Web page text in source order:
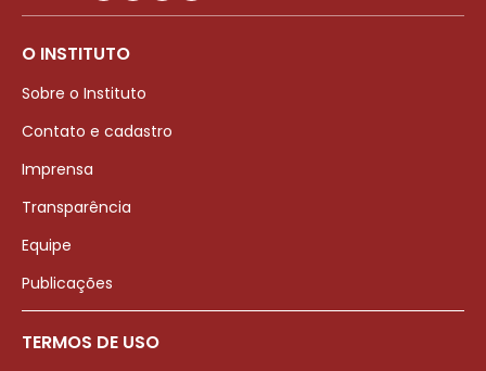
O INSTITUTO
Sobre o Instituto
Contato e cadastro
Imprensa
Transparência
Equipe
Publicações
TERMOS DE USO